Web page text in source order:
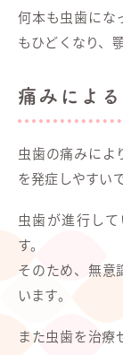
何本も虫歯にな
もひどくなり、
痛みによ
虫歯の痛みによ
を発症しやすいで
虫歯が進行し
す。
そのため、無意
います。
また虫歯を治療